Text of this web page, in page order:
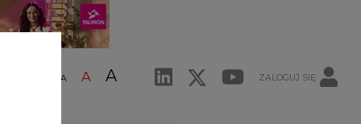
A A A ZALOGUJ SIĘ